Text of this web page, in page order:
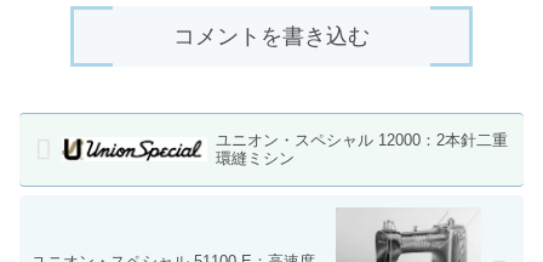
コメントを書き込む
ユニオン・スペシャル 12000：2本針二重
環縫ミシン